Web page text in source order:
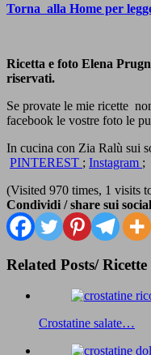
Torna alla Home per
Ricetta e foto Elena
riservati.
Se provate le mie ricette
facebook le vostre foto le
In cucina con Zia Ralù sui
PINTEREST ; Instagram ;
(Visited 970 times, 1 visits
Condividi / share sui
Related Posts/
Crostatine salate…